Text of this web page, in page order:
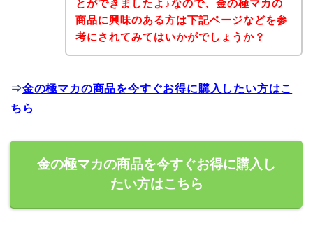
とができましたよ♪なので、金の極マカの
商品に興味のある方は下記ページなどを参
考にされてみてはいかがでしょうか？
⇒金の極マカの商品を今すぐお得に購入したい方はこ
ちら
金の極マカの商品を今すぐお得に購入し
たい方はこちら